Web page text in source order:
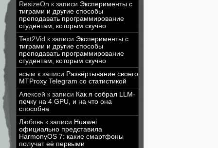
ResizeOn к записи Эксперименты с
тиграми и другие способы
преподавать программирование
студентам, которым скучно
Text2Vid к записи Эксперименты с
тиграми и другие способы
преподавать программирование
студентам, которым скучно
всым к записи Развёртывание своего
MTProxy Telegram со статистикой
Алексей к записи Как я собрал LLM-
печку на 4 GPU, и на что она
способна
Любовь к записи Huawei
официально представила
HarmonyOS 7: какие смартфоны
получат её первыми